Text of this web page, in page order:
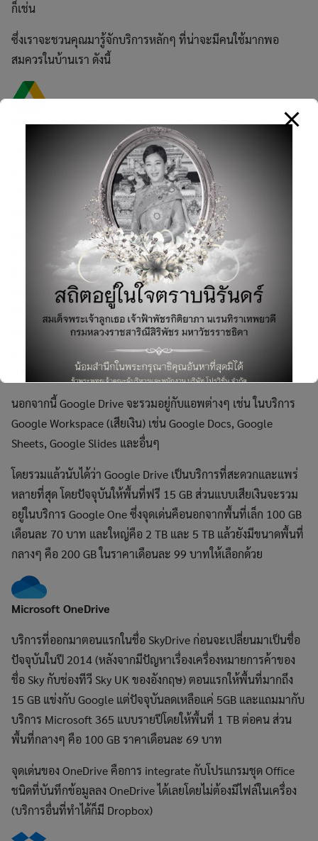
ก็เช่น
ซึ่งเราจะชวนคุณมารู้จักบริการหลักๆ ที่น่าจะมีคนใช้มากพอ
สมควรในบ้านเรา ดังนี้
Google Drive
บริการฝากไฟล์ของ Google ที่เปิดมานานกว่าสิบปี มีคนใช้
มากมายเป็นอันดับหนึ่งมากกว่า 1 พันล้าน user โดยในช่วงแรกมี
บริการให้เก็บรูปภาพที่ความละเอียดต่ำฟรีแบบไม่จำกัดพื้นที่ผ่าน
แอพ Google Photo ด้วย แถมพื้นที่ฟรีที่ให้ตอนต้นก็มากถึง 15
GB นับว่าป๋ามากกว่าใครๆ แต่ทุกอย่างก็ย่อมมีขีดจำกัด เมื่อไม่นาน
มานี้ มีความเปลี่ยนแปลงหลายอย่างเกิดขึ้นกับ Google Drive
ตั้งแต่การเปลี่ยนวิธีการแชร์ไฟล์ที่จะไม่รวมเข้ามาในเนื้อที่ drive
ของเรา (เป็นแค่ shortcut จะ copy file ออกมาไม่ได้) การยกเลิก
พื้นที่ไม่จำกัดสำหรับเก็บรูปความละเอียดต่ำ การยกเลิกพื้นที่เก็บ
ข้อมูลแบบไม่จำกัดสำหรับแอคเคาท์ของสถาบันการศึกษาต่างๆ
และการเปลี่ยนผ่านจากแอพ Backup and Sync บนคอมพิวเตอร์
ไปเป็นแอพชื่อเดียวกับบริการ คือ Google Drive (เสียที)
นอกจากนี้ Google Drive จะรวมอยู่กับแอพต่างๆ เช่น ในบริการ
Google Workspace (เสียเงิน) เช่น Google Docs, Google
Sheets, Google Slides และอื่นๆ
โดยรวมแล้วนับได้ว่า Google Drive เป็นบริการที่สะดวกและแพร่
หลายที่สุด โดยปัจจุบันให้พื้นที่ฟรี 15 GB ส่วนแบบเสียเงินจะรวม
อยู่ในบริการ Google One ซึ่งจุดเด่นคือนอกจากพื้นที่เล็ก 100 GB
เดือนละ 70 บาท และใหญ่คือ 2 TB และ 5 TB แล้วยังมีขนาดพื้นที่
กลางๆ คือ 200 GB ในราคาเดือนละ 99 บาทให้เลือกด้วย
Microsoft OneDrive
บริการที่ออกมาตอนแรกในชื่อ SkyDrive ก่อนจะเปลี่ยนมาเป็นชื่อ
ปัจจุบันในปี 2014 (หลังจากมีปัญหาเรื่องเครื่องหมายการค้าของ
ชื่อ Sky กับช่องทีวี Sky UK ของอังกฤษ) ตอนแรกให้พื้นที่มากถึง
15 GB แข่งกับ Google แต่ปัจจุบันลดเหลือแค่ 5GB และแถมมากับ
บริการ Microsoft 365 แบบรายปีโดยให้พื้นที่ 1 TB ต่อคน ส่วน
พื้นที่กลางๆ คือ 100 GB ราคาเดือนละ 69 บาท
จุดเด่นของ OneDrive คือการ integrate กับโปรแกรมชุด Office
ชนิดที่บันทึกข้อมูลลง OneDrive ได้เลยโดยไม่ต้องมีไฟล์ในเครื่อง
(บริการอื่นที่ทำได้ก็มี Dropbox)
This will close in4 seconds